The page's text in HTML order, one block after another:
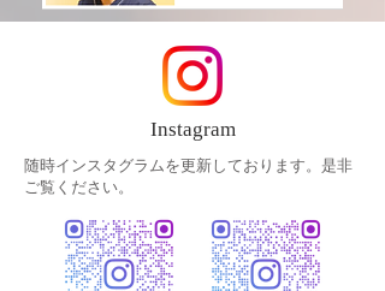
Instagram
随時インスタグラムを更新しております。是非
ご覧ください。